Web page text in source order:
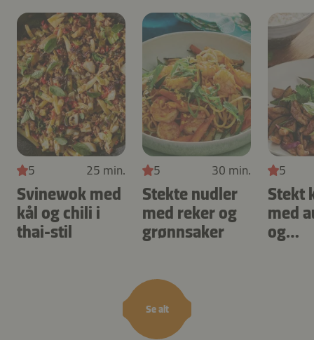
Se alt
5 25 min.
Svinewok med
kål og chili i
thai-stil
5 30 min.
Stekte nudler
med reker og
grønnsaker
5
Stekt
med
og